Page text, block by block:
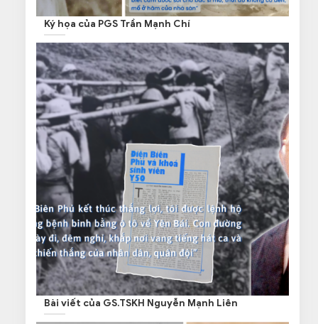
Ký họa của PGS Trần Mạnh Chí
Bài viết của GS.TSKH Nguyễn Mạnh Liên